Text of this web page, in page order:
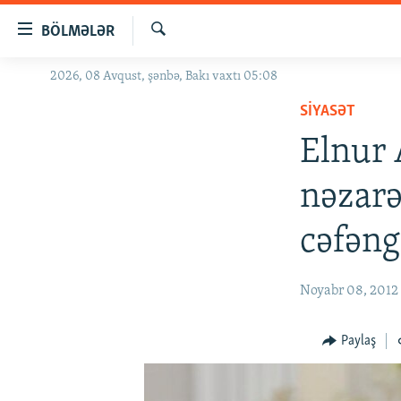
BÖLMƏLƏR
GÜNDƏM
Axtar
2026, 08 Avqust, şənbə, Bakı vaxtı 05:08
SIYASƏT
Elnur
Noyabr 08, 2012
Paylaş